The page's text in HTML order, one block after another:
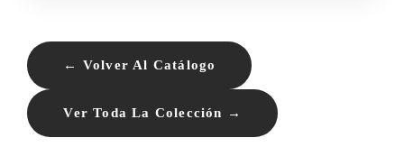
← Volver Al Catálogo
Ver Toda La Colección →